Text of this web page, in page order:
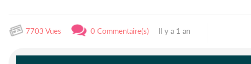
7703 Vues 0 Commentaire(s) Il y a 1 an